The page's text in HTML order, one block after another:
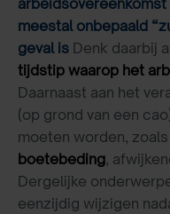
meestal onbepaald
geval is Denk daarbij
tijdstip waarop het
Daarnaast aan het
(op grond van een
moeten worden,
boetebeding,
Dergelijke
eenzijdig wijzigen